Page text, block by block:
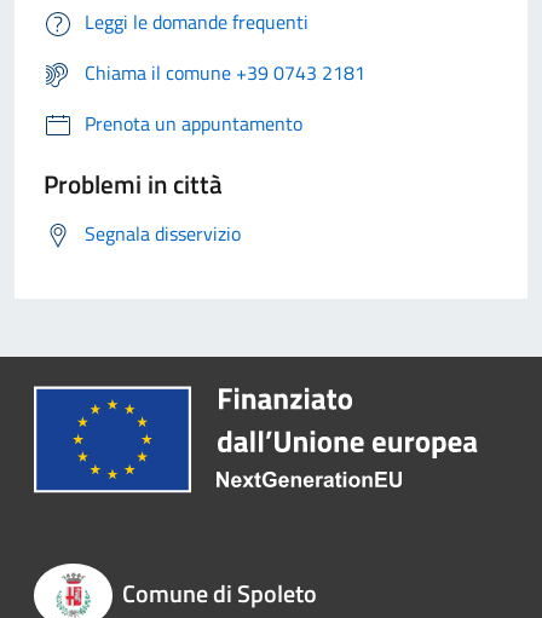
Leggi le domande frequenti
Chiama il comune +39 0743 2181
Prenota un appuntamento
Problemi in città
Segnala disservizio
Comune di Spoleto